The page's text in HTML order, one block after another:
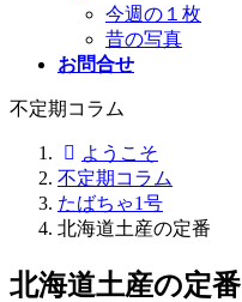
今週の１枚
昔の写真
お問合せ
不定期コラム
ようこそ
不定期コラム
たばちゃ1号
北海道土産の定番
北海道土産の定番